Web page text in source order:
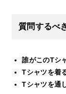
質問するべ
誰がこのTシ
Tシャツを着
Tシャツを通